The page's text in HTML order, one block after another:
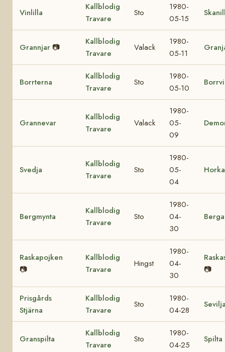
Vinlilla
Kallblodig
Travare
Sto
1980-
05-15
Grannjar 📷
Kallblodig
Travare
Valack
1980-
05-11
Borrterna
Kallblodig
Travare
Sto
1980-
05-10
Grannevar
Kallblodig
Travare
Valack
1980-
05-
09
Svedja
Kallblodig
Travare
Sto
1980-
05-
04
Horka
Bergmynta
Kallblodig
Travare
Sto
1980-
04-
30
Raskapojken
📷
Kallblodig
Travare
Hingst
1980-
04-
30
📷
Prisgårds
Stjärna
Kallblodig
Travare
Sto
1980-
04-28
Granspilta
Kallblodig
Travare
Sto
1980-
04-25
Spilta